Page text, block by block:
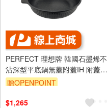
PERFECT 理想牌 韓國石墨烯不
沾深型平底鍋無蓋附蓋IH 附蓋
28cm-Leidea樂德兒
贈OPENPOINT
$1,265